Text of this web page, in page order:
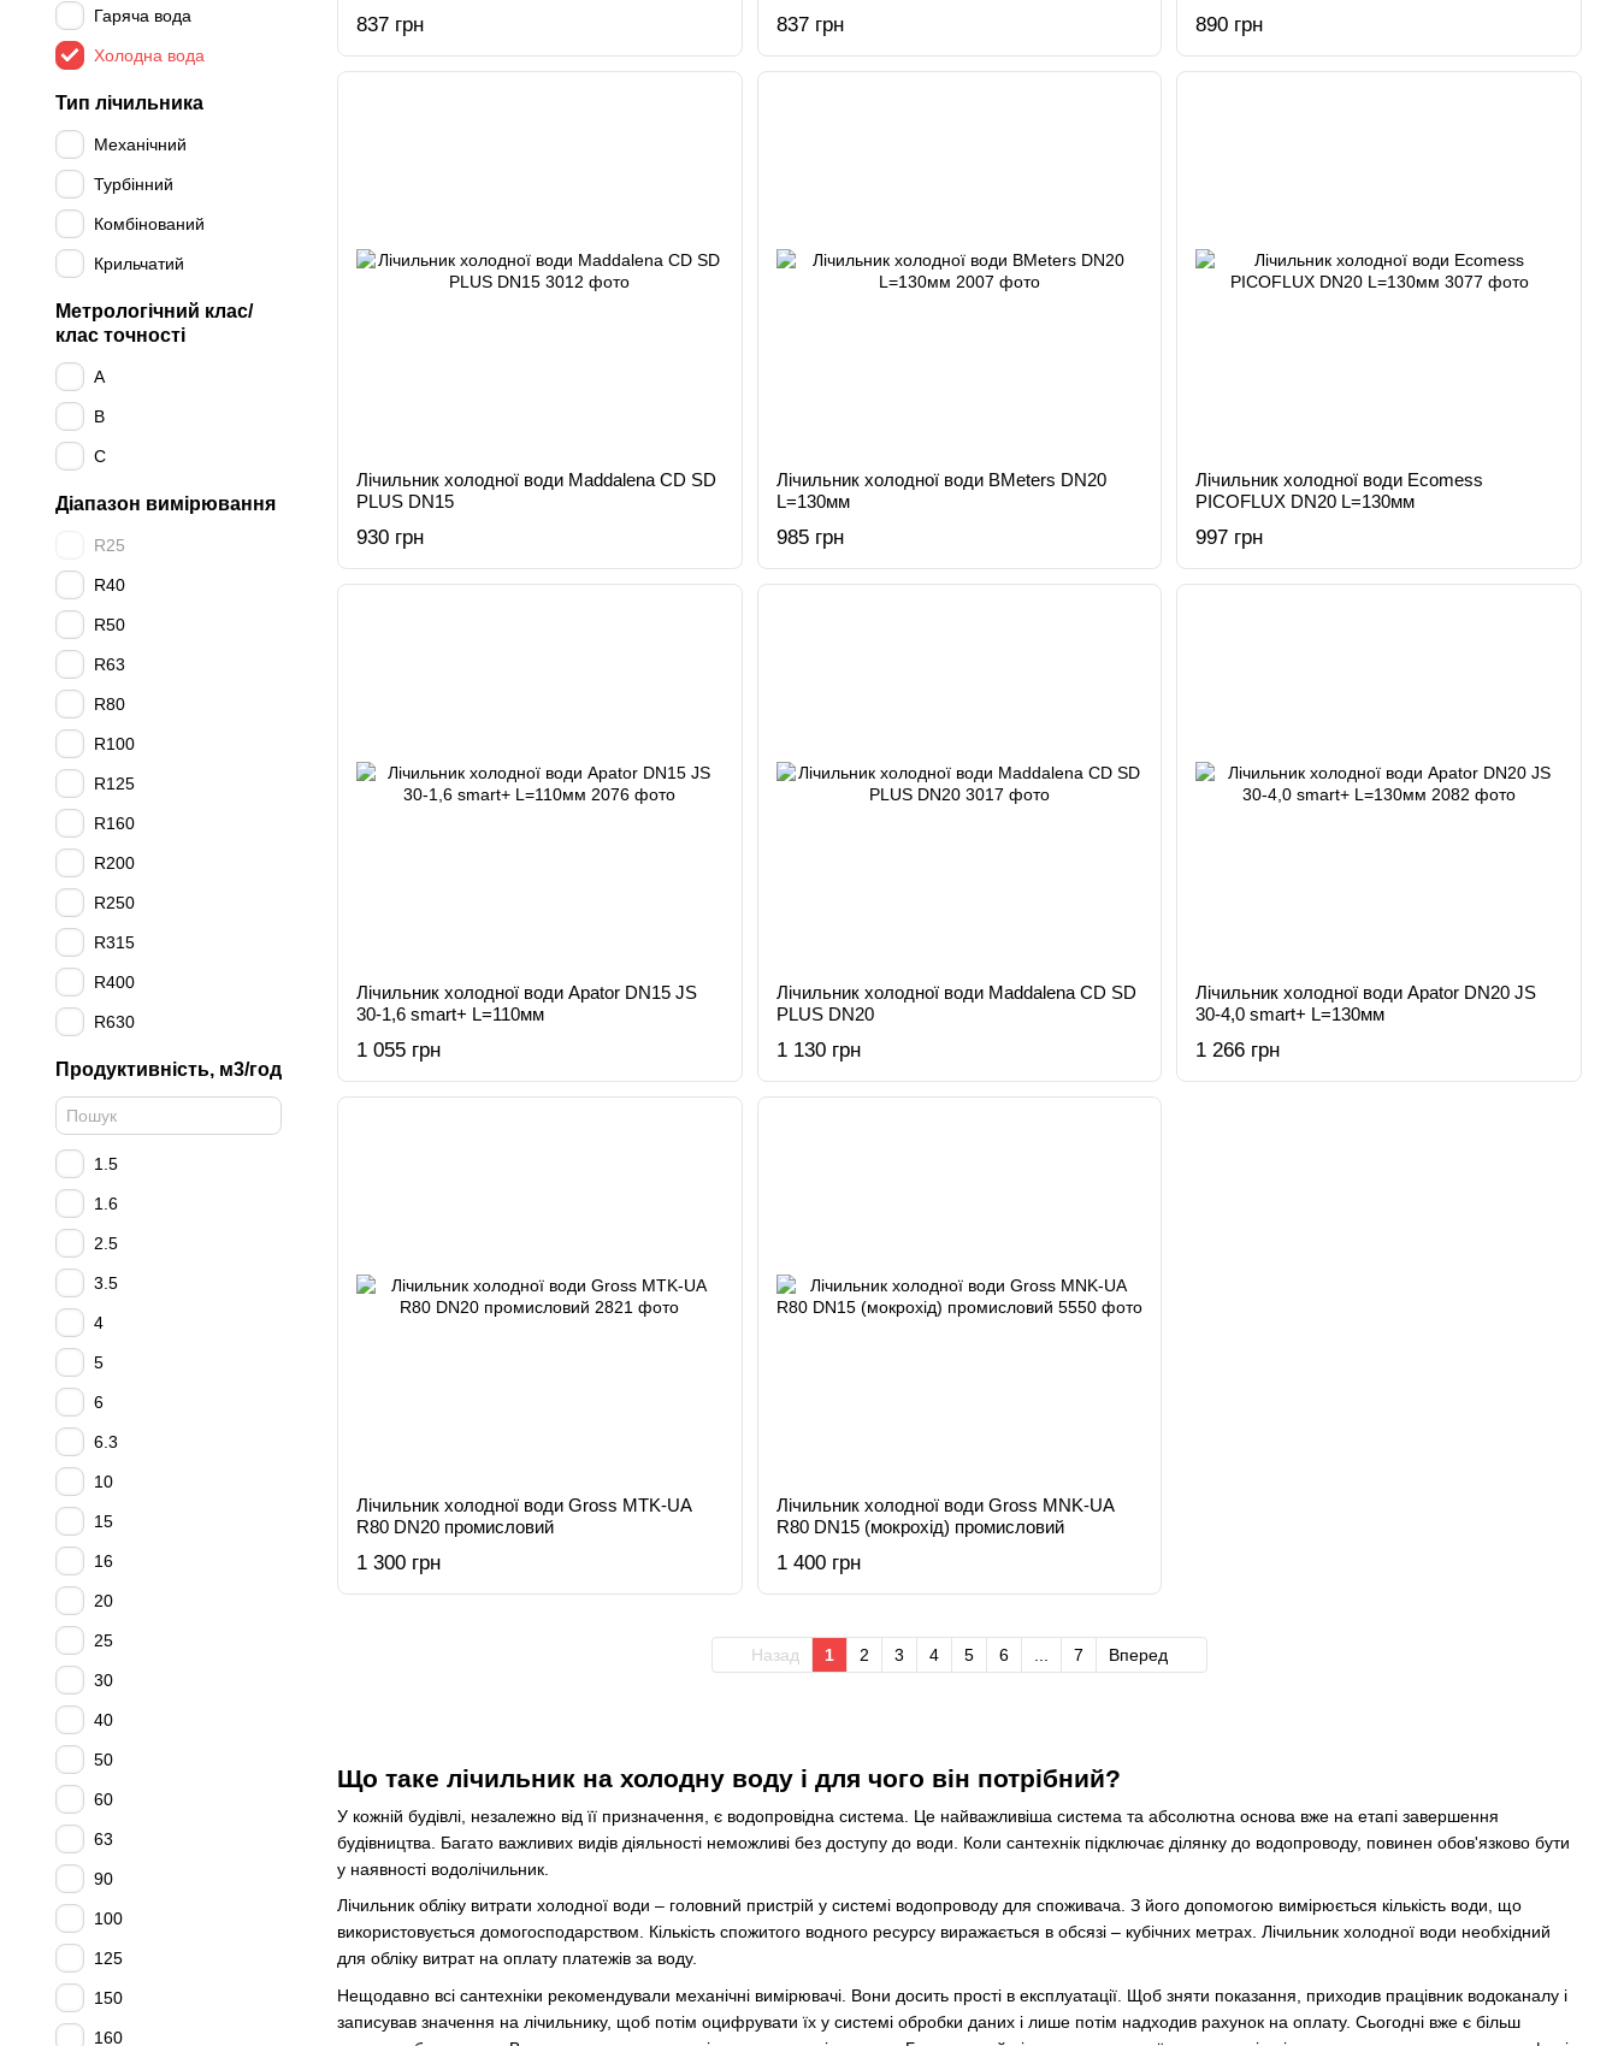
Що таке лічильник на холодну воду і для чого він потрібний?
У кожній будівлі, незалежно від її призначення, є водопровідна система. Це найважливіша система та абсолютна основа вже на етапі завершення
будівництва. Багато важливих видів діяльності неможливі без доступу до води. Коли сантехнік підключає ділянку до водопроводу, повинен обов'язково бути
у наявності водолічильник.
Лічильник обліку витрати холодної води – головний пристрій у системі водопроводу для споживача. З його допомогою вимірюється кількість води, що
використовується домогосподарством. Кількість спожитого водного ресурсу виражається в обсязі – кубічних метрах. Лічильник холодної води необхідний
для обліку витрат на оплату платежів за воду.
Нещодавно всі сантехніки рекомендували механічні вимірювачі. Вони досить прості в експлуатації. Щоб зняти показання, приходив працівник водоканалу і
записував значення на лічильнику, щоб потім оцифрувати їх у системі обробки даних і лише потім надходив рахунок на оплату. Сьогодні вже є більш
837 грн 837 грн 890 грн
Лічильник холодної води Maddalena CD SD
PLUS DN15
930 грн
Лічильник холодної води BMeters DN20
L=130мм
985 грн
Лічильник холодної води Ecomess
PICOFLUX DN20 L=130мм
997 грн
Лічильник холодної води Apator DN15 JS
30-1,6 smart+ L=110мм
1 055 грн
Лічильник холодної води Maddalena CD SD
PLUS DN20
1 130 грн
Лічильник холодної води Apator DN20 JS
30-4,0 smart+ L=130мм
1 266 грн
Лічильник холодної води Gross MTK-UA
R80 DN20 промисловий
1 300 грн
Лічильник холодної води Gross MNK-UA
R80 DN15 (мокрохід) промисловий
1 400 грн
Назад 1 2 3 4 5 6 7 Вперед
Гаряча вода
Холодна вода
Тип лічильника
Механічний
Турбінний
Комбінований
Крильчатий
Метрологічний клас/
клас точності
A
B
C
Діапазон вимірювання
R25
R40
R50
R63
R80
R100
R125
R160
R200
R250
R315
R400
R630
Продуктивність, м3/год
1.5
1.6
2.5
3.5
4
5
6
6.3
10
15
16
20
25
30
40
50
60
63
90
100
125
150
160